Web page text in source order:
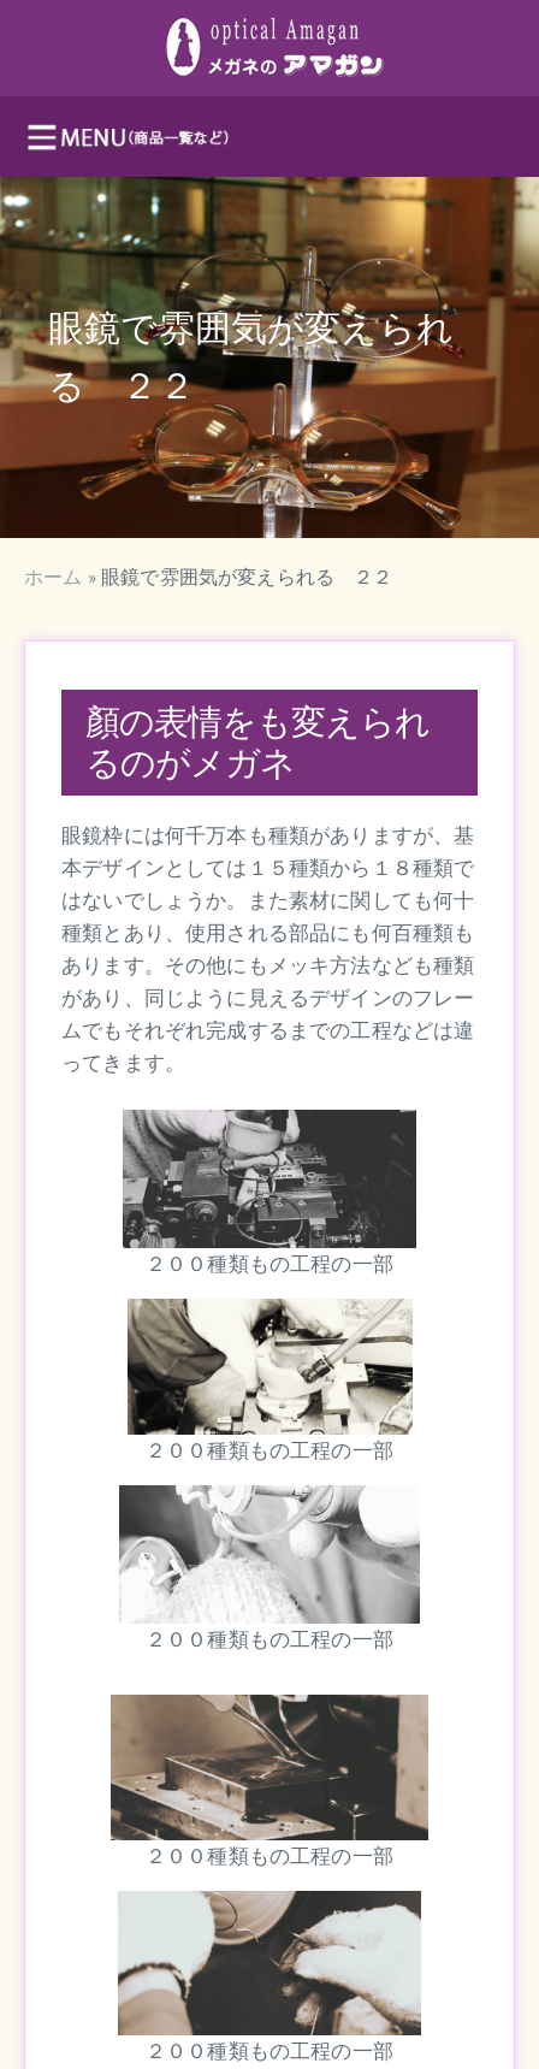
眼鏡で雰囲気が変えられ
る ２２
ホーム » 眼鏡で雰囲気が変えられる ２２
顏の表情をも変えられ
るのがメガネ
眼鏡枠には何千万本も種類がありますが、基
本デザインとしては１５種類から１８種類で
はないでしょうか。また素材に関しても何十
種類とあり、使用される部品にも何百種類も
あります。その他にもメッキ方法なども種類
があり、同じように見えるデザインのフレー
ムでもそれぞれ完成するまでの工程などは違
ってきます。
２００種類もの工程の一部
２００種類もの工程の一部
２００種類もの工程の一部
２００種類もの工程の一部
２００種類もの工程の一部